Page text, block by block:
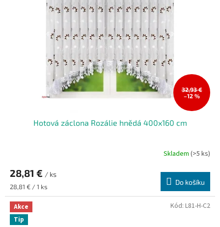
32,93 €
–12 %
Hotová záclona Rozálie hnědá 400x160 cm
Skladem (>5 ks)
28,81 € / ks
Měrná
cena:
28,81 € / 1 ks
Do košíku
Akce
Tip
Kód: L81-H-C2